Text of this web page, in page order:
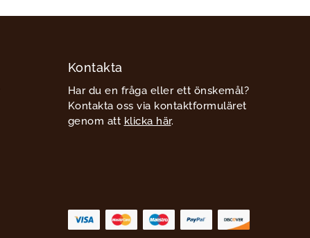
Kontakta
Har du en fråga eller ett önskemål?
Kontakta oss via kontaktformuläret
genom att klicka här.